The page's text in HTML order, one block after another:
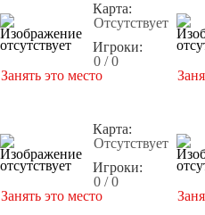
Карта:
Отсутствует
Игроки:
0 / 0
Занять это место
Карта:
Отсутствует
Игроки:
0 / 0
Занять это место